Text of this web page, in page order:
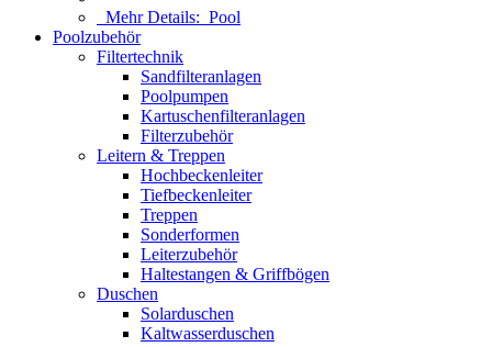
Mehr Details: Pool
Poolzubehör
Filtertechnik
Sandfilteranlagen
Poolpumpen
Kartuschenfilteranlagen
Filterzubehör
Leitern & Treppen
Hochbeckenleiter
Tiefbeckenleiter
Treppen
Sonderformen
Leiterzubehör
Haltestangen & Griffbögen
Duschen
Solarduschen
Kaltwasserduschen